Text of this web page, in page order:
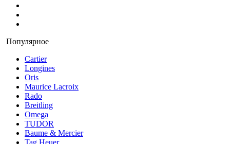
Популярное
Cartier
Longines
Oris
Maurice Lacroix
Rado
Breitling
Omega
TUDOR
Baume & Mercier
Tag Heuer